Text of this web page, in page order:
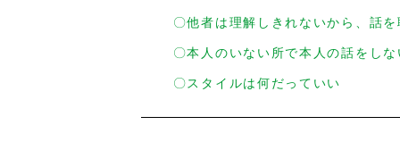
〇他者は理解しきれないから、話
〇本人のいない所で本人の話をしな
〇スタイルは何だっていい